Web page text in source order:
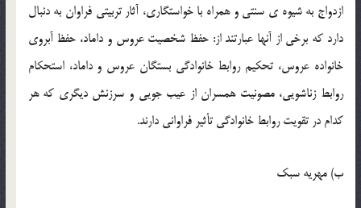
ازدواج به شيوه ي سنتي و همراه با خواستگاري، آثار تربيتي فراوان به دنبال
دارد که برخي از آنها عبارتند از: حفظ شخصيت عروس و داماد، حفظ آبروي
خانواده عروس، تحکيم روابط خانوادگي بستگان عروس و داماد، استحکام
روابط زناشويي، مصونيت همسران از عيب جويي و سرزنش ديگري که هر
کدام در تقويت روابط خانوادگي تأثير فراواني دارند.
ب) مهريه سبک